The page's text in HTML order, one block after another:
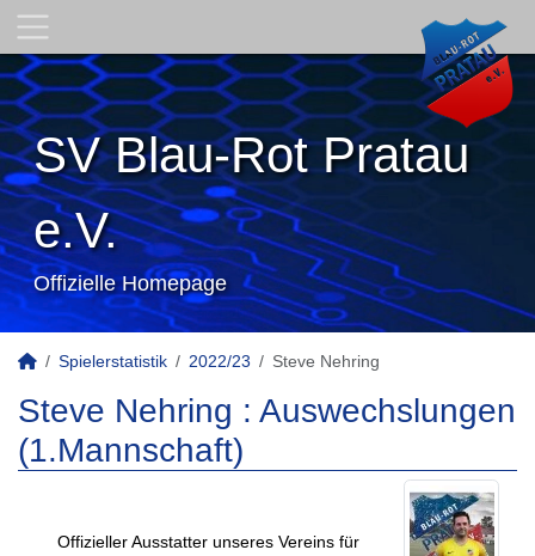
SV Blau-Rot Pratau
e.V.
Offizielle Homepage
Spielerstatistik 2022/23 Steve Nehring
Steve Nehring : Auswechslungen
(1.Mannschaft)
Offizieller Ausstatter unseres Vereins für